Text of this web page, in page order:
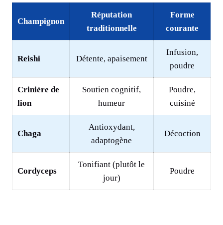
Champignon
Réputation
traditionnelle
Forme
courante
Reishi Détente, apaisement
Infusion,
poudre
Crinière de
lion
Soutien cognitif,
humeur
Poudre,
cuisiné
Chaga
Antioxydant,
adaptogène
Décoction
Cordyceps
Tonifiant (plutôt le
jour)
Poudre